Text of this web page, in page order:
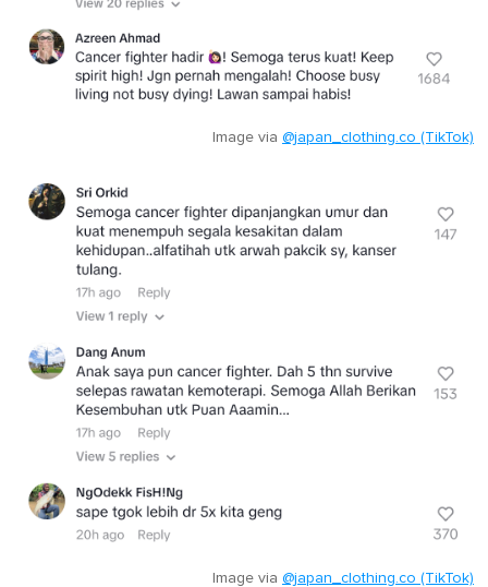
Image via @japan_clothing.co (TikTok)
Image via @japan_clothing.co (TikTok)